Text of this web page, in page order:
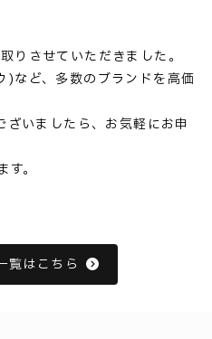
りさせていただきました。
)など、多数のブランドを高価
ざいましたら、お気軽にお申
。
覧はこちら